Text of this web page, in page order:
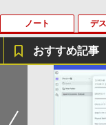
ノート デ
おすすめ記事